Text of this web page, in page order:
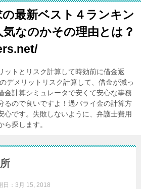
最新ベスト４ランキン
なのかその理由とは？
ットとリスク計算して時効前に借金返
デメリットリスク計算して、借金が減っ
金計算シミュレータで安くて安心な事務
るので良いですよ！過バライ金の計算方
心です。失敗しないように、弁護士費用
探します。
日： 3月 15, 2018